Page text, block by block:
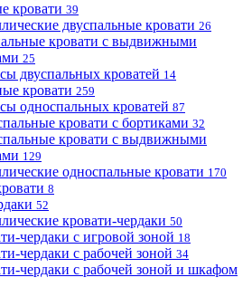
кровати 39
двуспальные кровати 26
кровати с выдвижными
25
двуспальных кроватей 14
кровати 259
односпальных кроватей 87
кровати с бортиками 32
кровати с выдвижными
129
односпальные кровати 170
8
52
кровати-чердаки 50
чердаки с игровой зоной 18
чердаки с рабочей зоной 34
чердаки с рабочей зоной и шкафом